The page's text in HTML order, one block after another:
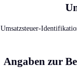
Umsatzsteuer-
Angaben zur